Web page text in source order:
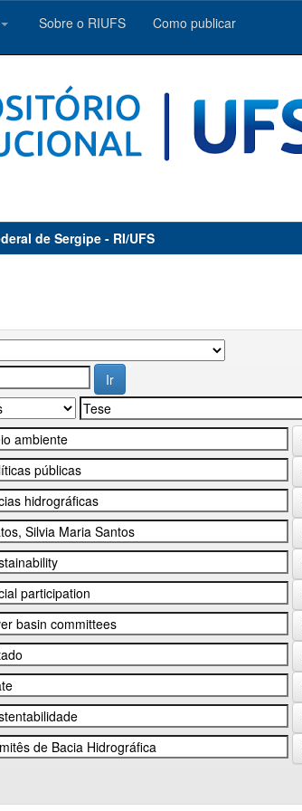
Sobre o RIUFS Como publicar
de Sergipe - RI/UFS